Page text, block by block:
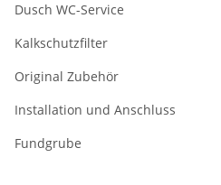
Dusch WC-Service
Kalkschutzfilter
Original Zubehör
Installation und Anschluss
Fundgrube